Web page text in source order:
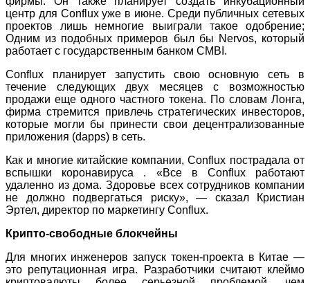
центр для Conflux уже в июне. Среди публичных сетевых
проектов лишь немногие выиграли такое одобрение;
Одним из подобных примеров был бы Nervos, который
работает с государственным банком CMBI.
Conflux планирует запустить свою основную сеть в
течение следующих двух месяцев с возможностью
продажи еще одного частного токена. По словам Лонга,
фирма стремится привлечь стратегических инвесторов,
которые могли бы принести свои децентрализованные
приложения (dapps) в сеть.
Как и многие китайские компании, Conflux пострадала от
вспышки коронавируса . «Все в Conflux работают
удаленно из дома. Здоровье всех сотрудников компании
не должно подвергаться риску», — сказал Кристиан
Эртел, директор по маркетингу Conflux.
Крипто-свободные блокчейны
Для многих инженеров запуск токен-проекта в Китае —
это репутационная игра. Разработчики считают клеймо